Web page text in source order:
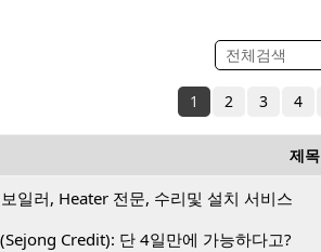
1 2 3 4
제목
일러, Heater 전문, 수리및 설치 서비스
Credit): 단 4일만에 가능하다고?